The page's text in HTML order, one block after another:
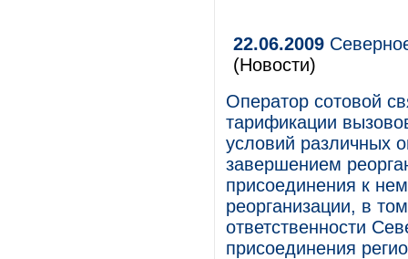
22.06.2009
(Новости)
Оператор сотовой
тарификации
условий различных
завершением
присоединения к
реорганизации, в
ответственности
присоединения